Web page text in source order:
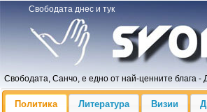
Свободата днес и тук
Свободата, Санчо, е едно от най-ценните блага -
Политика Литература Визии